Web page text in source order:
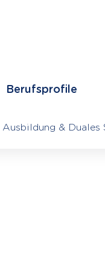
Berufsprofile
Ausbildung & Duales